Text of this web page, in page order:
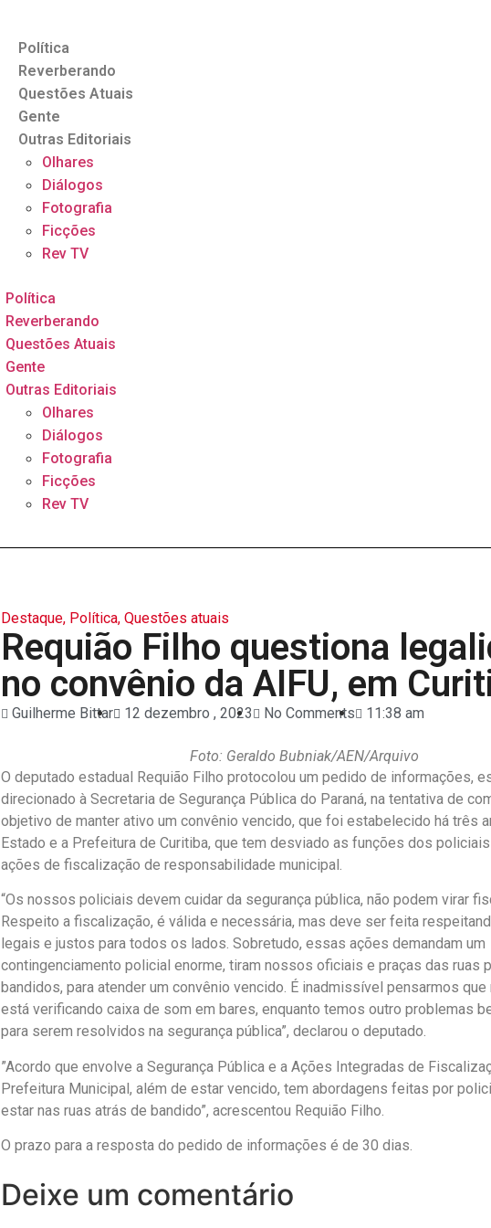
Política
Reverberando
Questões Atuais
Gente
Outras Editoriais
Olhares
Diálogos
Fotografia
Ficções
Rev TV
Política
Reverberando
Questões Atuais
Gente
Outras Editoriais
Olhares
Diálogos
Fotografia
Ficções
Rev TV
Destaque, Política, Questões atuais
Requião Filho questiona
no convênio da AIFU, em
Guilherme Bittar 12 dezembro , 2023 No Comments 11:38 am
Foto: Geraldo Bubniak/AEN/Arquivo
O deputado estadual Requião Filho protocolou um pedido de informações,
direcionado à Secretaria de Segurança Pública do Paraná, na tentativa de
objetivo de manter ativo um convênio vencido, que foi estabelecido há três
Estado e a Prefeitura de Curitiba, que tem desviado as funções dos
ações de fiscalização de responsabilidade municipal.
“Os nossos policiais devem cuidar da segurança pública, não podem virar
Respeito a fiscalização, é válida e necessária, mas deve ser feita
legais e justos para todos os lados. Sobretudo, essas ações demandam um
contingenciamento policial enorme, tiram nossos oficiais e praças das ruas
bandidos, para atender um convênio vencido. É inadmissível pensarmos
está verificando caixa de som em bares, enquanto temos outro problemas
para serem resolvidos na segurança pública”, declarou o deputado.
”Acordo que envolve a Segurança Pública e a Ações Integradas de
Prefeitura Municipal, além de estar vencido, tem abordagens feitas por
estar nas ruas atrás de bandido”, acrescentou Requião Filho.
O prazo para a resposta do pedido de informações é de 30 dias.
Deixe um comentário